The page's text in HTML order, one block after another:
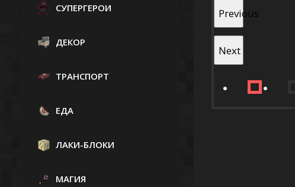
Previous
Next
СУПЕРГЕРОИ
ДЕКОР
ТРАНСПОРТ
ЕДА
ЛАКИ-БЛОКИ
МАГИЯ